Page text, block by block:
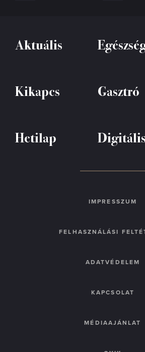
Aktuális
Kikapcs Gasztró
Hetilap
IMPRESSZUM
FELHASZNÁLÁSI
ADATVÉDELEM
KAPCSOLAT
MÉDIAAJÁNLAT